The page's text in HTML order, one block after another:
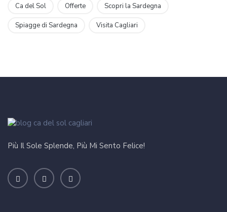
Ca del Sol Offerte Scopri la Sardegna
Spiagge di Sardegna Visita Cagliari
Più Il Sole Splende, Più Mi Sento Felice!